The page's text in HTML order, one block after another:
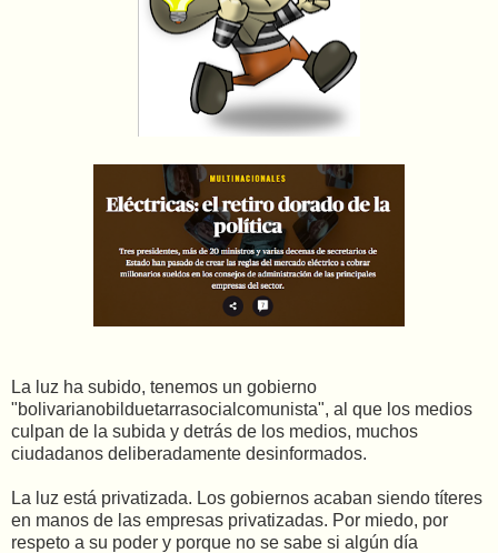
La luz ha subido, tenemos un gobierno
"bolivarianobilduetarrasocialcomunista", al que los medios
culpan de la subida y detrás de los medios, muchos
ciudadanos deliberadamente desinformados.
La luz está privatizada. Los gobiernos acaban siendo títeres
en manos de las empresas privatizadas. Por miedo, por
respeto a su poder y porque no se sabe si algún día